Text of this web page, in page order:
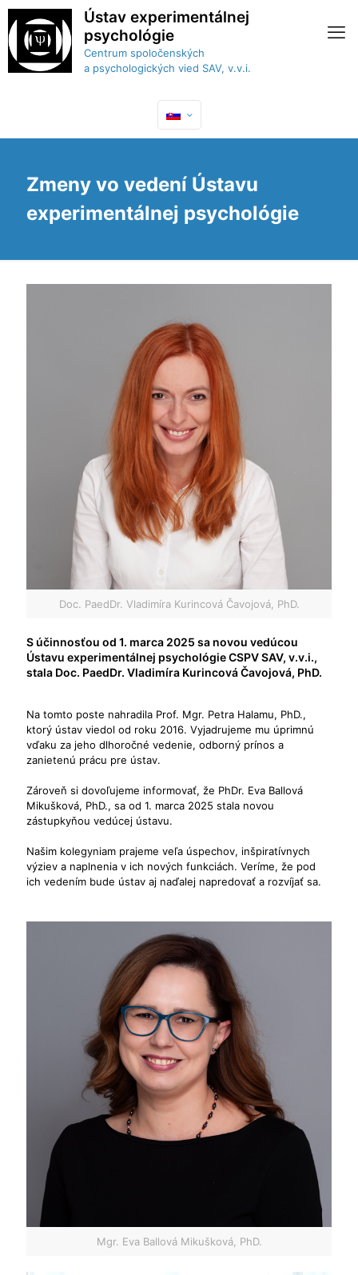
Ústav experimentálnej
psychológie
Centrum spoločenských
a psychologických vied SAV, v.v.i.
Zmeny vo vedení Ústavu
experimentálnej psychológie
Doc. PaedDr. Vladimíra Kurincová Čavojová, PhD.
S účinnosťou od 1. marca 2025 sa novou vedúcou
Ústavu experimentálnej psychológie CSPV SAV, v.v.i.,
stala Doc. PaedDr. Vladimíra Kurincová Čavojová, PhD.
Na tomto poste nahradila Prof. Mgr. Petra Halamu, PhD.,
ktorý ústav viedol od roku 2016. Vyjadrujeme mu úprimnú
vďaku za jeho dlhoročné vedenie, odborný prínos a
zanietenú prácu pre ústav.
Zároveň si dovoľujeme informovať, že PhDr. Eva Ballová
Mikušková, PhD., sa od 1. marca 2025 stala novou
zástupkyňou vedúcej ústavu.
Našim kolegyniam prajeme veľa úspechov, inšpiratívnych
výziev a naplnenia v ich nových funkciách. Veríme, že pod
ich vedením bude ústav aj naďalej napredovať a rozvíjať sa.
Mgr. Eva Ballová Mikušková, PhD.